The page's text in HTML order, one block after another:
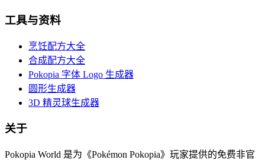
工具与资料
烹饪配方大全
合成配方大全
Pokopia 字体 Logo 生成器
圆形生成器
3D 精灵球生成器
关于
Pokopia World 是为《Pokémon Pokopia》玩家提供的免费非官